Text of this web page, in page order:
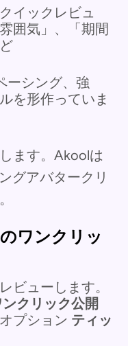
イックレビュ
囲気」、「期間
ーシング、強
を形作っていま
ます。Akoolは
グアバタークリ
ワンクリッ
ビューします。
ンクリック公開
プション ティッ